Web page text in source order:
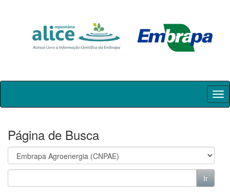
Skip
Página de Busca